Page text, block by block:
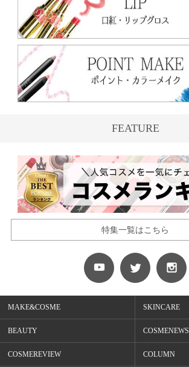
FEATURE
特集一覧はこちら
MAKE&COSME SKINCARE
BEAUTY COSMENEWS
COSMEREVIEW COLUMN